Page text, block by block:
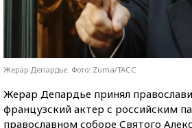
Жерар Депардье. Фото: Zuma/ТАСС
Жерар Депардье принял
французский актер с российским
православном соборе Святого